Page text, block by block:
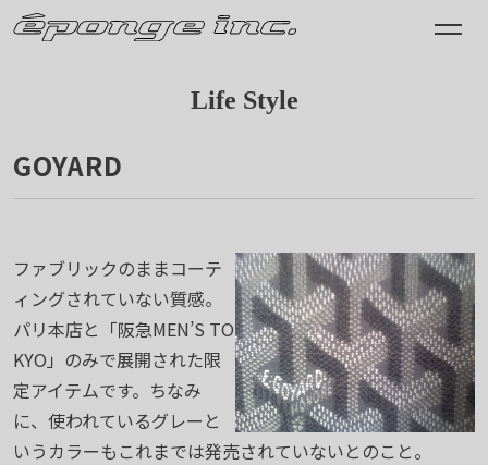
Life Style
GOYARD
ファブリックのままコーテ
ィングされていない質感。
パリ本店と「阪急MEN’S TO
KYO」のみで展開された限
定アイテムです。ちなみ
に、使われているグレーと
いうカラーもこれまでは発売されていないとのこと。